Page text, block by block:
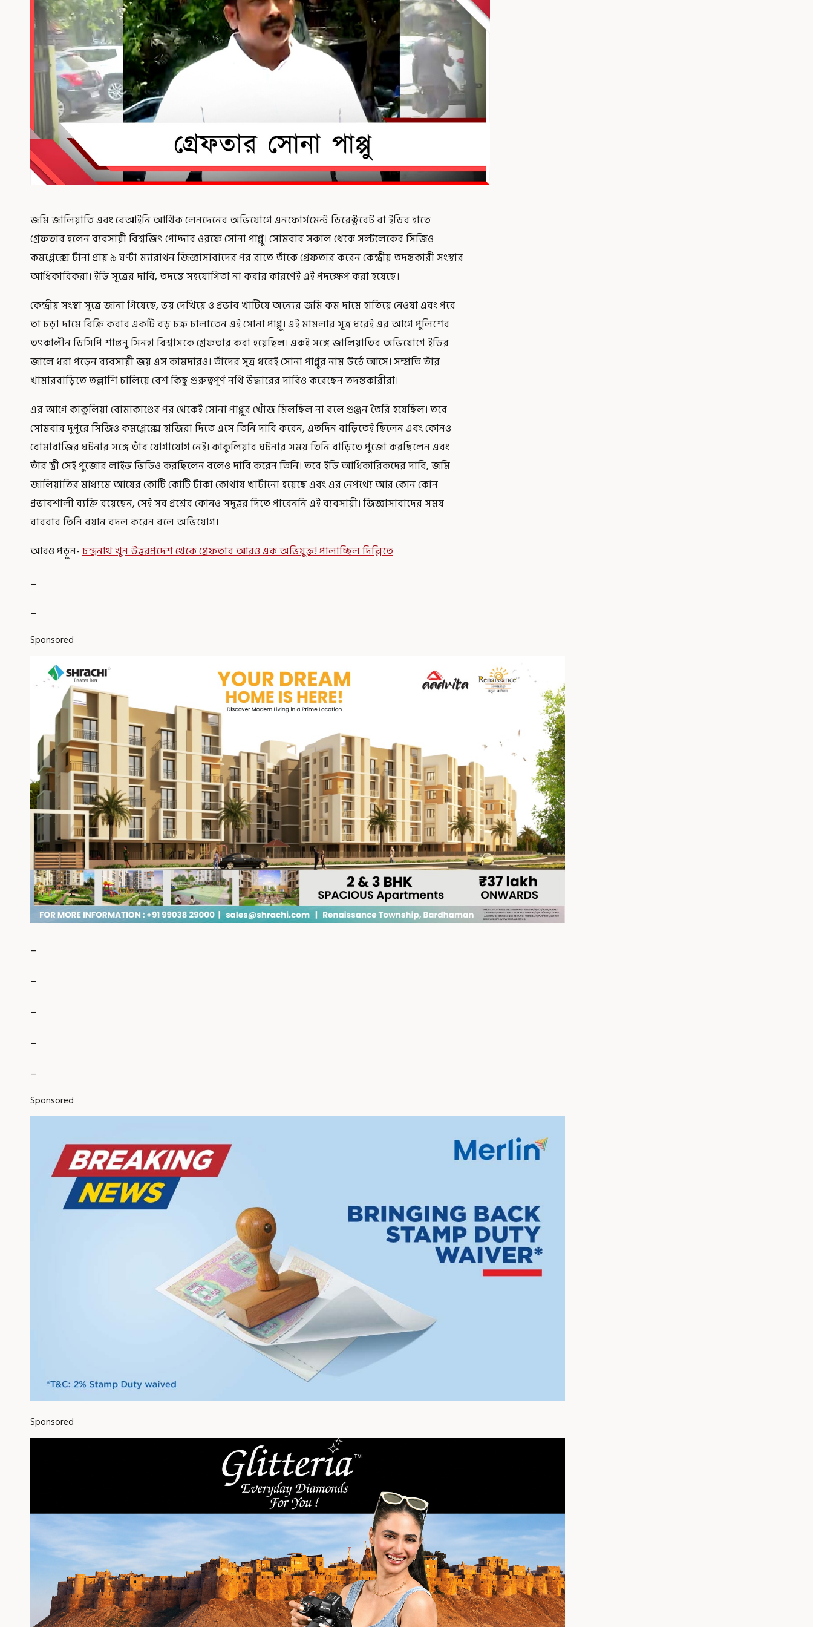
জমি জালিয়াতি এবং বেআইনি আর্থিক লেনদেনের অভিযোগে এনফোর্সমেন্ট ডিরেক্টরেট বা ইডির হাতে
গ্রেফতার হলেন ব্যবসায়ী বিশ্বজিৎ পোদ্দার ওরফে সোনা পাপ্পু। সোমবার সকাল থেকে সল্টলেকের সিজিও
কমপ্লেক্সে টানা প্রায় ৯ ঘণ্টা ম্যারাথন জিজ্ঞাসাবাদের পর রাতে তাঁকে গ্রেফতার করেন কেন্দ্রীয় তদন্তকারী সংস্থার
আধিকারিকরা। ইডি সূত্রের দাবি, তদন্তে সহযোগিতা না করার কারণেই এই পদক্ষেপ করা হয়েছে।
কেন্দ্রীয় সংস্থা সূত্রে জানা গিয়েছে, ভয় দেখিয়ে ও প্রভাব খাটিয়ে অন্যের জমি কম দামে হাতিয়ে নেওয়া এবং পরে
তা চড়া দামে বিক্রি করার একটি বড় চক্র চালাতেন এই সোনা পাপ্পু। এই মামলার সূত্র ধরেই এর আগে পুলিশের
তৎকালীন ডিসিপি শান্তনু সিনহা বিশ্বাসকে গ্রেফতার করা হয়েছিল। একই সঙ্গে জালিয়াতির অভিযোগে ইডির
জালে ধরা পড়েন ব্যবসায়ী জয় এস কামদারও। তাঁদের সূত্র ধরেই সোনা পাপ্পুর নাম উঠে আসে। সম্প্রতি তাঁর
খামারবাড়িতে তল্লাশি চালিয়ে বেশ কিছু গুরুত্বপূর্ণ নথি উদ্ধারের দাবিও করেছেন তদন্তকারীরা।
এর আগে কাকুলিয়া বোমাকাণ্ডের পর থেকেই সোনা পাপ্পুর খোঁজ মিলছিল না বলে গুঞ্জন তৈরি হয়েছিল। তবে
সোমবার দুপুরে সিজিও কমপ্লেক্সে হাজিরা দিতে এসে তিনি দাবি করেন, এতদিন বাড়িতেই ছিলেন এবং কোনও
বোমাবাজির ঘটনার সঙ্গে তাঁর যোগাযোগ নেই। কাকুলিয়ার ঘটনার সময় তিনি বাড়িতে পুজো করছিলেন এবং
তাঁর স্ত্রী সেই পুজোর লাইভ ভিডিও করছিলেন বলেও দাবি করেন তিনি। তবে ইডি আধিকারিকদের দাবি, জমি
জালিয়াতির মাধ্যমে আয়ের কোটি কোটি টাকা কোথায় খাটানো হয়েছে এবং এর নেপথ্যে আর কোন কোন
প্রভাবশালী ব্যক্তি রয়েছেন, সেই সব প্রশ্নের কোনও সদুত্তর দিতে পারেননি এই ব্যবসায়ী। জিজ্ঞাসাবাদের সময়
বারবার তিনি বয়ান বদল করেন বলে অভিযোগ।
আরও পড়ুন-চন্দ্রনাথ খুন উত্তরপ্রদেশ থেকে গ্রেফতার আরও এক অভিযুক্ত! পালাচ্ছিল দিল্লিতে
_
_
Sponsored
_
_
_
_
_
Sponsored
Sponsored